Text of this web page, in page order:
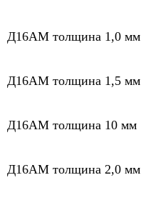
Д16АМ толщина 1,0 мм
Д16АМ толщина 1,5 мм
Д16АМ толщина 10 мм
Д16АМ толщина 2,0 мм